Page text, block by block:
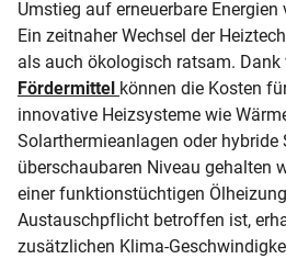
Umstieg auf erneuerbare Energien
Ein zeitnaher Wechsel der
als auch ökologisch ratsam. Dank
Fördermittel können die Kosten
innovative Heizsysteme wie
Solarthermieanlagen oder hybride
überschaubaren Niveau gehalten
einer funktionstüchtigen
Austauschpflicht betroffen ist,
zusätzlichen Klima-